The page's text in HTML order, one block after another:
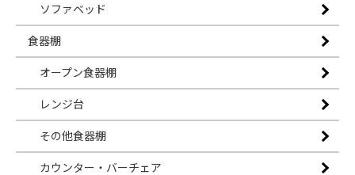
ソファベッド
食器棚
オープン食器棚
レンジ台
その他食器棚
カウンター・バーチェア